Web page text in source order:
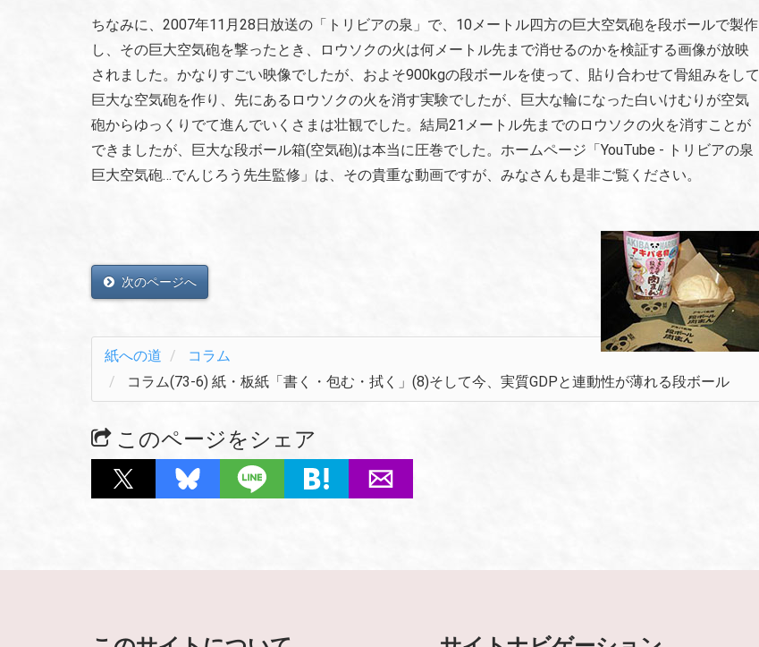
ちなみに、2007年11月28日放送の「トリビアの泉」で、10メートル四方の巨大空気砲を段ボールで製作
し、その巨大空気砲を撃ったとき、ロウソクの火は何メートル先まで消せるのかを検証する画像が放映
されました。かなりすごい映像でしたが、およそ900kgの段ボールを使って、貼り合わせて骨組みをして
巨大な空気砲を作り、先にあるロウソクの火を消す実験でしたが、巨大な輪になった白いけむりが空気
砲からゆっくりでて進んでいくさまは壮観でした。結局21メートル先までのロウソクの火を消すことが
できましたが、巨大な段ボール箱(空気砲)は本当に圧巻でした。ホームページ「YouTube - トリビアの泉
巨大空気砲…でんじろう先生監修」は、その貴重な動画ですが、みなさんも是非ご覧ください。
次のページへ
紙への道
コラム
コラム(73-6) 紙・板紙「書く・包む・拭く」(8)そして今、実質GDPと連動性が薄れる段ボール
このページをシェア